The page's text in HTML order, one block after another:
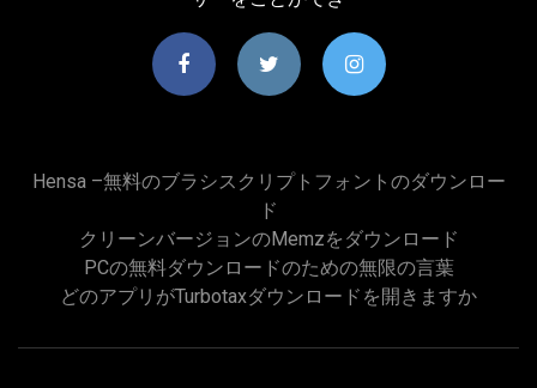
Hensa –無料のブラシスクリプトフォントのダウンロー
ド
クリーンバージョンのmemzをダウンロード
PCの無料ダウンロードのための無限の言葉
どのアプリがturbotaxダウンロードを開きますか